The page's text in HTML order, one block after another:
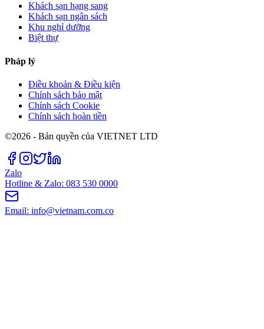
Khách sạn hạng sang
Khách sạn ngân sách
Khu nghỉ dưỡng
Biệt thự
Pháp lý
Điều khoản & Điều kiện
Chính sách bảo mật
Chính sách Cookie
Chính sách hoàn tiền
©2026 - Bản quyền của VIETNET LTD
Zalo
Hotline & Zalo: 083 530 0000
Email: info@vietnam.com.co